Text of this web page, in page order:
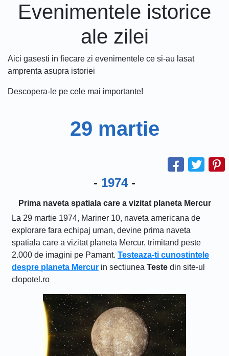
Evenimentele istorice
ale zilei
Aici gasesti in fiecare zi evenimentele ce si-au lasat
amprenta asupra istoriei
Descopera-le pe cele mai importante!
29 martie
- 1974-
Prima naveta spatiala care a vizitat planeta Mercur
La 29 martie 1974, Mariner 10, naveta americana de
explorare fara echipaj uman, devine prima naveta
spatiala care a vizitat planeta Mercur, trimitand peste
2.000 de imagini pe Pamant. Testeaza-ti cunostintele
despre planeta Mercur in sectiunea Teste din site-ul
clopotel.ro